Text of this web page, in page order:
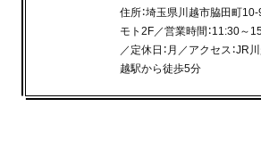
住所：埼玉県川越市脇田町
モト2F／営業時間：11:30～
／定休日：月／アクセス：JR
越駅から徒歩5分